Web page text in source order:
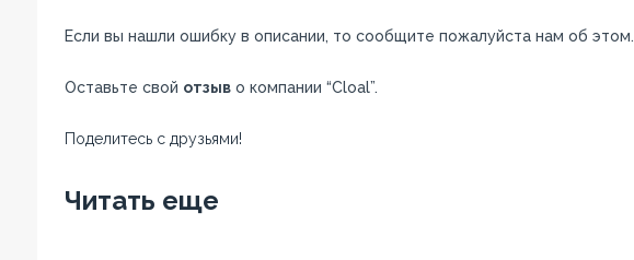
Если вы нашли ошибку в описании, то сообщите пожалуйста нам об этом.
Оставьте свой отзыво компании “Cloal”.
Поделитесь с друзьями!
Читать еще